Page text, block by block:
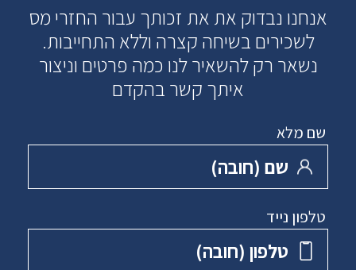
אנחנו נבדוק את את זכותך עבור החזרי מס
לשכירים בשיחה קצרה וללא התחייבות.
נשאר רק להשאיר לנו כמה פרטים וניצור
איתך קשר בהקדם
שם מלא
שם ‏(חובה)
טלפון נייד
טלפון ‏(חובה)